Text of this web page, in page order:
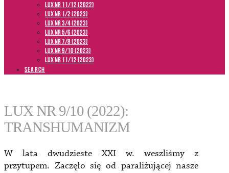
LUX NR 11/12 (2022)
LUX NR 1/2 (2023)
LUX NR 3/4 (2023)
LUX NR 5/6 (2023)
LUX NR 7/8 (2023)
LUX NR 9/10 (2023)
LUX NR 11/12 (2023)
SEARCH
LUX NR 9/10 (2022):
TRANSHUMANIZM
W lata dwudzieste XXI w. weszliśmy z
przytupem. Zaczęło się od paraliżującej nasze